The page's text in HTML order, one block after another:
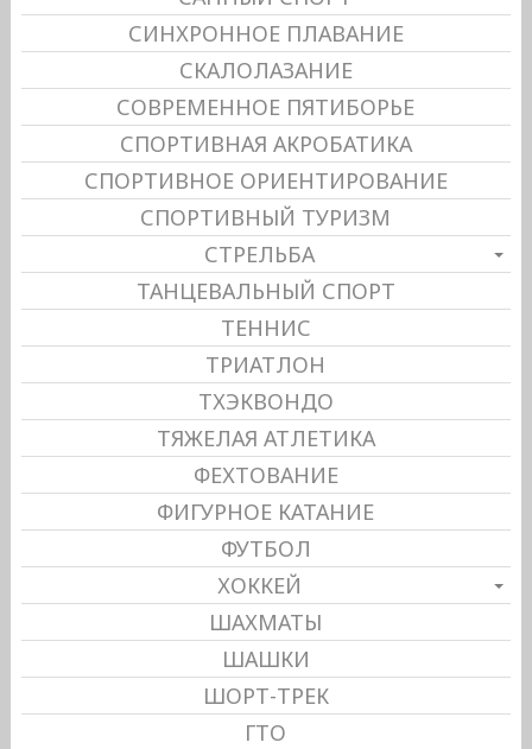
СИНХРОННОЕ ПЛАВАНИЕ
СКАЛОЛАЗАНИЕ
СОВРЕМЕННОЕ ПЯТИБОРЬЕ
СПОРТИВНАЯ АКРОБАТИКА
СПОРТИВНОЕ ОРИЕНТИРОВАНИЕ
СПОРТИВНЫЙ ТУРИЗМ
СТРЕЛЬБА
ТАНЦЕВАЛЬНЫЙ СПОРТ
ТЕННИС
ТРИАТЛОН
ТХЭКВОНДО
ТЯЖЕЛАЯ АТЛЕТИКА
ФЕХТОВАНИЕ
ФИГУРНОЕ КАТАНИЕ
ФУТБОЛ
ХОККЕЙ
ШАХМАТЫ
ШАШКИ
ШОРТ-ТРЕК
ГТО